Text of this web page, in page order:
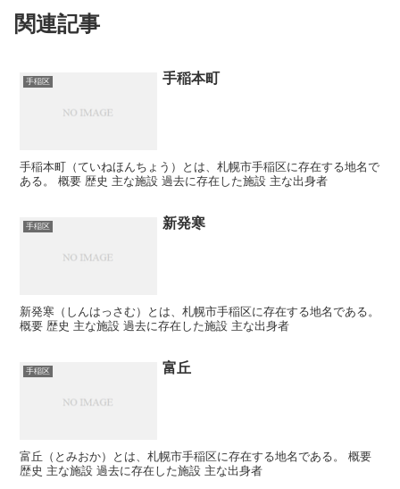
関連記事
手稲区 手稲本町
手稲本町（ていねほんちょう）とは、札幌市手稲区に存在する地名で
ある。 概要 歴史 主な施設 過去に存在した施設 主な出身者
手稲区 新発寒
新発寒（しんはっさむ）とは、札幌市手稲区に存在する地名である。
概要 歴史 主な施設 過去に存在した施設 主な出身者
手稲区 富丘
富丘（とみおか）とは、札幌市手稲区に存在する地名である。 概要
歴史 主な施設 過去に存在した施設 主な出身者